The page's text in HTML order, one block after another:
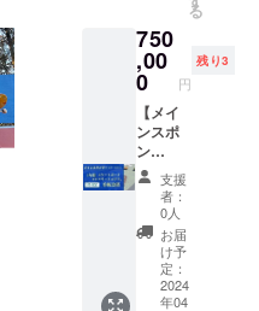
定して
ますが
それ以
前に使
用した
い場合
は施設
ご来店
にて本
人証明
できる
ものご
持参で
受け渡
郵送に
よる発
送また
は店舗
での直
接手渡
しのど
ちらか
を備考
欄もし
くは
メール
にてご
連絡下
XXLに
なりま
す。色
はブ
ラッ
ク・ホ
ワイ
ト・ス
モー
キー
パープ
ル・サ
ンド
カーキ
１年間
の登録
となり
ます。
スクー
ルとの
併用は
不可に
なりま
す。
メール
につい
ては
LIFE
パーク
５０セ
ンチの
長方形
の看板
です。
もちろ
ん協力
企業・
団体様
の社員
様・ご
家族の
方は特
別割引
価格で
協力企
業・団
体様の
看板を
掲載さ
せてい
ただき
ます。
掲載期
間は３
年間、
３年後
も同様
の価格
で掲載
る
750
,00
0 円
残り3
【メイ
ンスポ
ン
サー】
（団
体・企
業向
け）
枠
金額
支援
者：
0人
お届
け予
定：
2024
年04